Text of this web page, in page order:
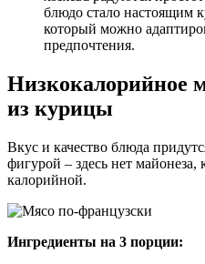
блюдо стало настоящим
который можно
предпочтения.
Низкокалорийное
из курицы
Вкус и качество блюда
фигурой – здесь нет
калорийной.
Ингредиенты на 3 порции: